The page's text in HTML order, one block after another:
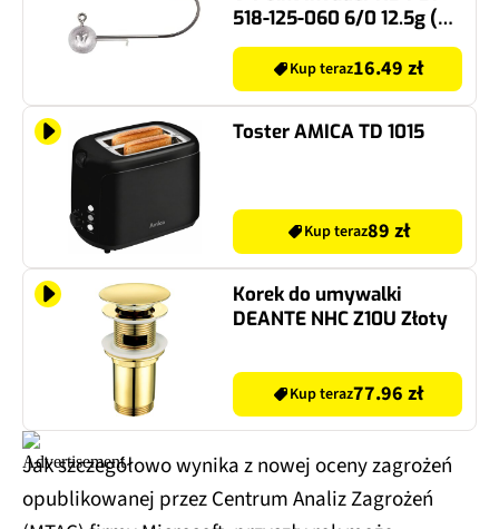
518-125-060 6/0 12.5g (3
szt.)
Kup teraz16.49 zł
Toster AMICA TD 1015
Kup teraz89 zł
Korek do umywalki
DEANTE NHC Z10U Złoty
Kup teraz77.96 zł
Jak szczegółowo wynika z nowej oceny zagrożeń
opublikowanej przez Centrum Analiz Zagrożeń